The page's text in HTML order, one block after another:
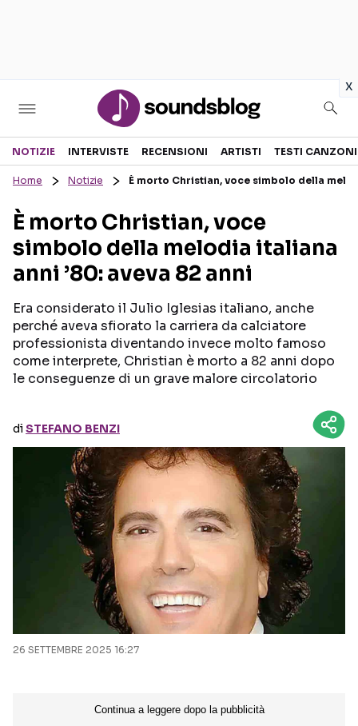
x
Sezioni
RECENSIONI MUSICALI
INTERVISTE
GOSSIP E CURIOSITÀ
TESTI CANZONI
TOUR ED EVENTI
TALENT SHOW
NOTIZIE INTERVISTE RECENSIONI ARTISTI TESTI CANZONI
Home Notizie È morto Christian, voce simbolo della
È morto Christian, voce
simbolo della melodia italiana
anni ’80: aveva 82 anni
Era considerato il Julio Iglesias italiano, anche
perché aveva sfiorato la carriera da calciatore
professionista diventando invece molto famoso
come interprete, Christian è morto a 82 anni dopo
le conseguenze di un grave malore circolatorio
diSTEFANO BENZI
26 SETTEMBRE 2025 16:27